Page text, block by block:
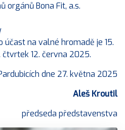
orgánů Bona Fit, a.s.
na valné hromadě je 15.
12. června 2025.
dne 27. května 2025
Aleš Kroutil
předseda představenstva